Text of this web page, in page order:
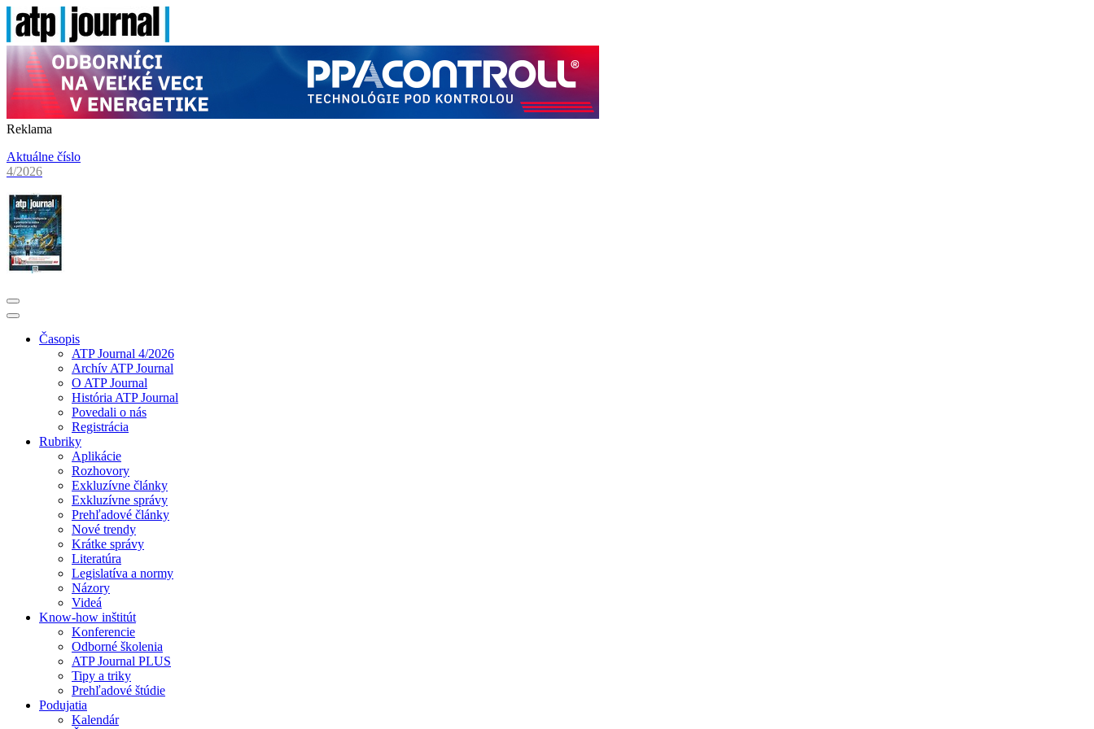
Reklama
Aktuálne číslo
4/2026
Časopis
ATP Journal 4/2026
Archív ATP Journal
O ATP Journal
História ATP Journal
Povedali o nás
Registrácia
Rubriky
Aplikácie
Rozhovory
Exkluzívne články
Exkluzívne správy
Prehľadové články
Nové trendy
Krátke správy
Literatúra
Legislatíva a normy
Názory
Videá
Know-how inštitút
Konferencie
Odborné školenia
ATP Journal PLUS
Tipy a triky
Prehľadové štúdie
Podujatia
Kalendár